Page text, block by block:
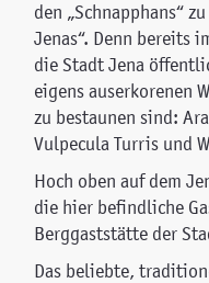
den „Schnapphans“
Jenas“. Denn bereits
die Stadt Jena
eigens auserkorenen
zu bestaunen sind:
Vulpecula Turris und
Hoch oben auf dem
die hier befindliche
Berggaststätte der
Das beliebte,